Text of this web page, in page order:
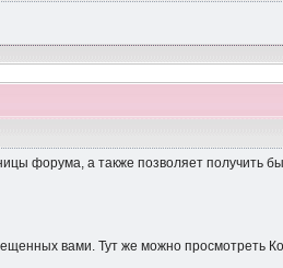
форума, а также позволяет получить
вами. Тут же можно просмотреть